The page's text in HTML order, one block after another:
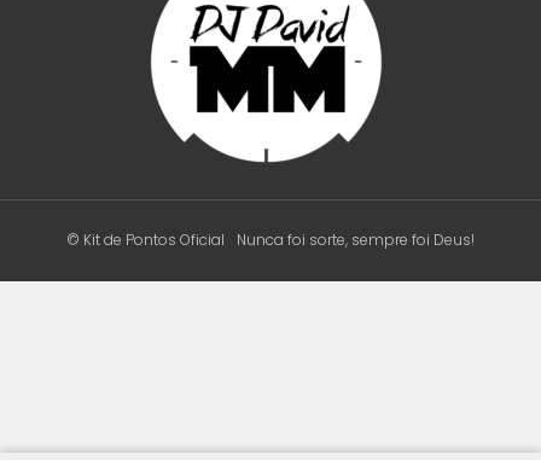
© Kit de Pontos Oficial Nunca foi sorte, sempre foi Deus!